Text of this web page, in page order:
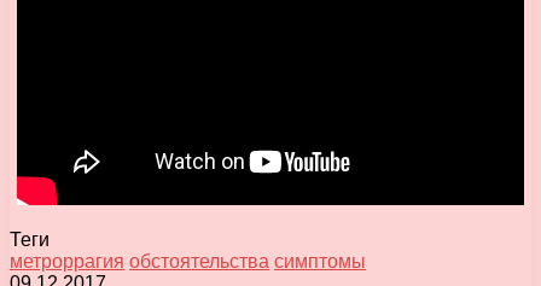
Теги
метроррагия обстоятельства симптомы